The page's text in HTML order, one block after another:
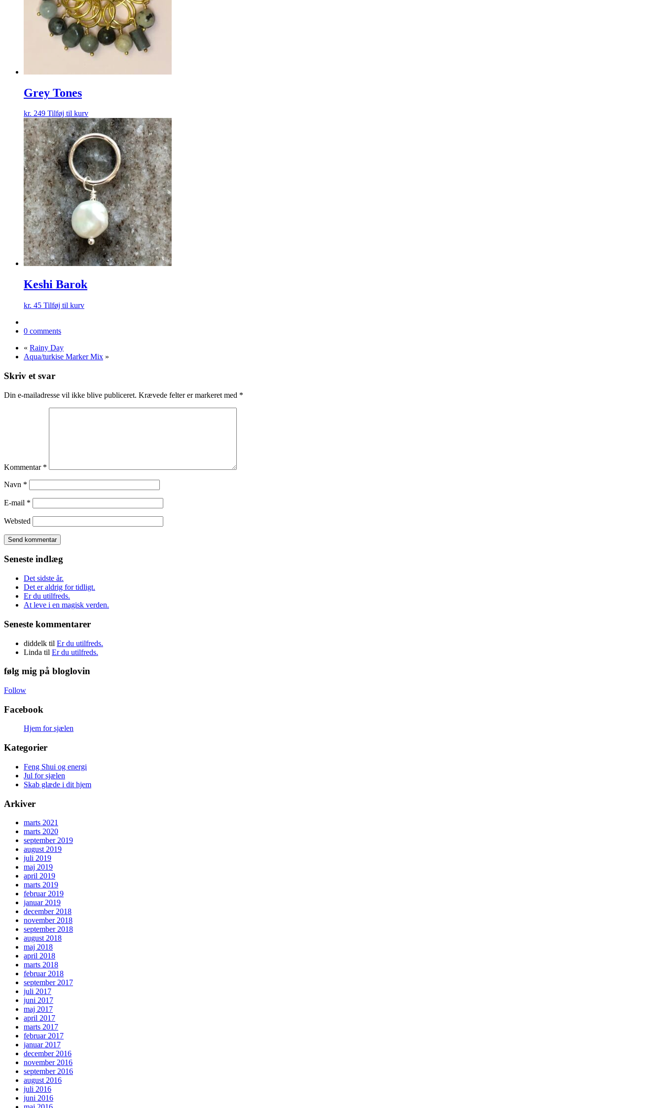
Grey Tones
kr. 249 Tilføj til kurv
Keshi Barok
kr. 45 Tilføj til kurv
0 comments
« Rainy Day
Aqua/turkise Marker Mix »
Skriv et svar
Din e-mailadresse vil ikke blive publiceret. Krævede felter er markeret med *
Kommentar *
Navn *
E-mail *
Websted
Seneste indlæg
Det sidste år.
Det er aldrig for tidligt.
Er du utilfreds.
At leve i en magisk verden.
Seneste kommentarer
diddelk til Er du utilfreds.
Linda til Er du utilfreds.
følg mig på bloglovin
Follow
Facebook
Hjem for sjælen
Kategorier
Feng Shui og energi
Jul for sjælen
Skab glæde i dit hjem
Arkiver
marts 2021
marts 2020
september 2019
august 2019
juli 2019
maj 2019
april 2019
marts 2019
februar 2019
januar 2019
december 2018
november 2018
september 2018
august 2018
maj 2018
april 2018
marts 2018
februar 2018
september 2017
juli 2017
juni 2017
maj 2017
april 2017
marts 2017
februar 2017
januar 2017
december 2016
november 2016
september 2016
august 2016
juli 2016
juni 2016